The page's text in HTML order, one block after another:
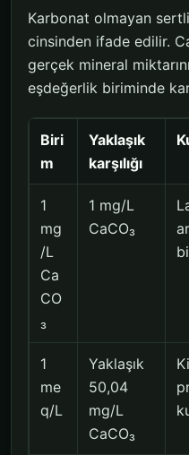
Karbonat olmayan
cinsinden ifade edilir.
gerçek mineral
eşdeğerlik biriminde
Biri
m
Yaklaşık
karşılığı
1
mg
/L
Ca
CO
₃
1 mg/L
CaCO₃
1
me
q/L
Yaklaşık
50,04
mg/L
CaCO₃